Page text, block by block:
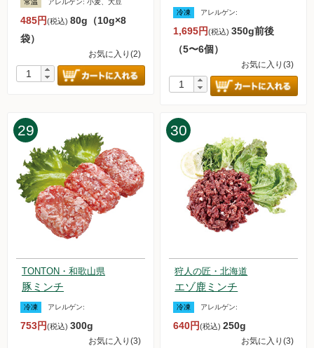
485円(税込) 80g（10g×8
袋）
お気に入り(2)
冷凍 アレルゲン:
1,695円(税込)350g前後
（5〜6個）
お気に入り(3)
29
TONTON・和歌山県
豚ミンチ
冷凍 アレルゲン:
753円(税込) 300g
お気に入り(3)
30
狩人の匠・北海道
エゾ鹿ミンチ
冷凍 アレルゲン:
640円(税込)250g
お気に入り(3)